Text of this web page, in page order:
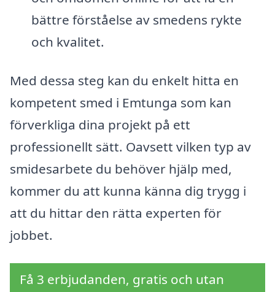
bättre förståelse av smedens rykte
och kvalitet.
Med dessa steg kan du enkelt hitta en
kompetent smed i Emtunga som kan
förverkliga dina projekt på ett
professionellt sätt. Oavsett vilken typ av
smidesarbete du behöver hjälp med,
kommer du att kunna känna dig trygg i
att du hittar den rätta experten för
jobbet.
Få 3 erbjudanden, gratis och utan